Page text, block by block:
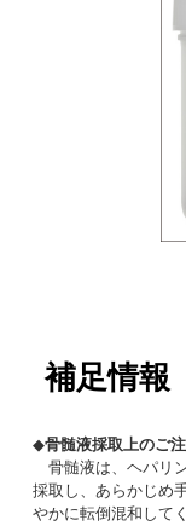
補足情報
◆骨髄液採取上のご
骨髄液は、ヘパリ
採取し、あらかじめ
やかに転倒混和して